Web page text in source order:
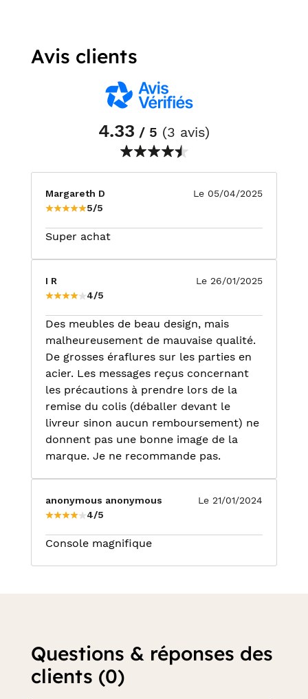
Avis clients
4.33 / 5 (3 avis)
Margareth D
5/5
Le 05/04/2025
Super achat
I R
4/5
Le 26/01/2025
Des meubles de beau design, mais
malheureusement de mauvaise qualité.
De grosses éraflures sur les parties en
acier. Les messages reçus concernant
les précautions à prendre lors de la
remise du colis (déballer devant le
livreur sinon aucun remboursement) ne
donnent pas une bonne image de la
marque. Je ne recommande pas.
anonymous anonymous
4/5
Le 21/01/2024
Console magnifique
Questions & réponses des
clients (0)